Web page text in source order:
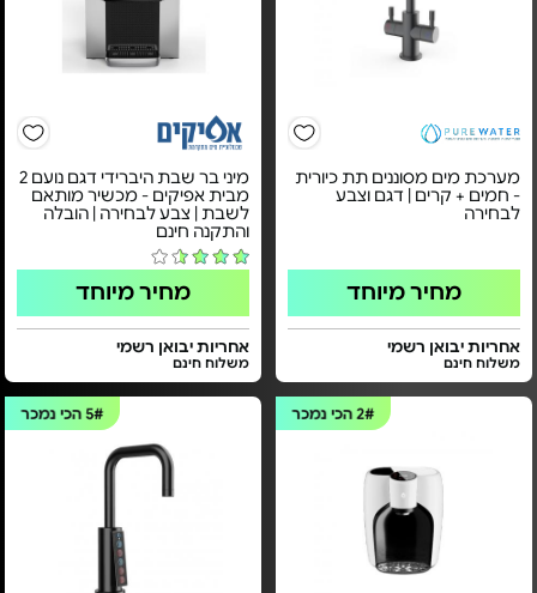
מערכת מים מסוננים תת כיורית
- חמים + קרים | דגם וצבע
לבחירה
מחיר מיוחד
אחריות יבואן רשמי
משלוח חינם
מיני בר שבת היברידי דגם נועם 2
מבית אפיקים - מכשיר מותאם
לשבת | צבע לבחירה | הובלה
והתקנה חינם
מחיר מיוחד
אחריות יבואן רשמי
משלוח חינם
2#הכי נמכר 5#הכי נמכר